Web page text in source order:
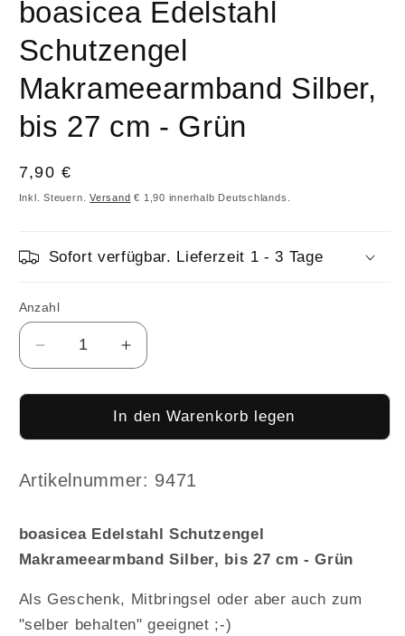
boasicea Edelstahl
Schutzengel
Makrameearmband Silber,
bis 27 cm - Grün
Normaler
Preis
7,90 €
Inkl. Steuern.Versand € 1,90 innerhalb Deutschlands.
Sofort verfügbar. Lieferzeit 1 - 3 Tage
Anzahl
Anzahl
Verringere
die
Menge
boasicea
Schutzengel
bis
27
-
Grün
Erhöhe
die
Menge
für
boasicea
Schutzengel
bis
27
Grün
In den Warenkorb legen
Arktikelnummer:
Artikelnummer: 9471
boasicea Edelstahl Schutzengel
Makrameearmband Silber, bis 27 cm - Grün
Als Geschenk, Mitbringsel oder aber auch zum
"selber behalten" geeignet ;-)